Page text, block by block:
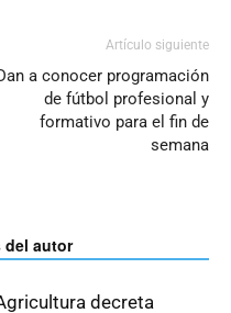
Artículo siguiente
a conocer programación
de fútbol profesional y
formativo para el fin de
semana
del autor
decreta